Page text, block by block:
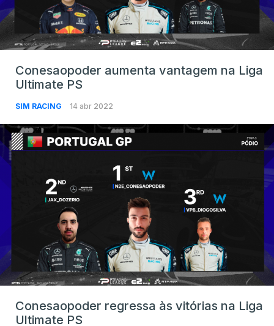
Conesaopoder aumenta vantagem na Liga
Ultimate PS
SIM RACING 14 abr 2022
Conesaopoder regressa às vitórias na Liga
Ultimate PS